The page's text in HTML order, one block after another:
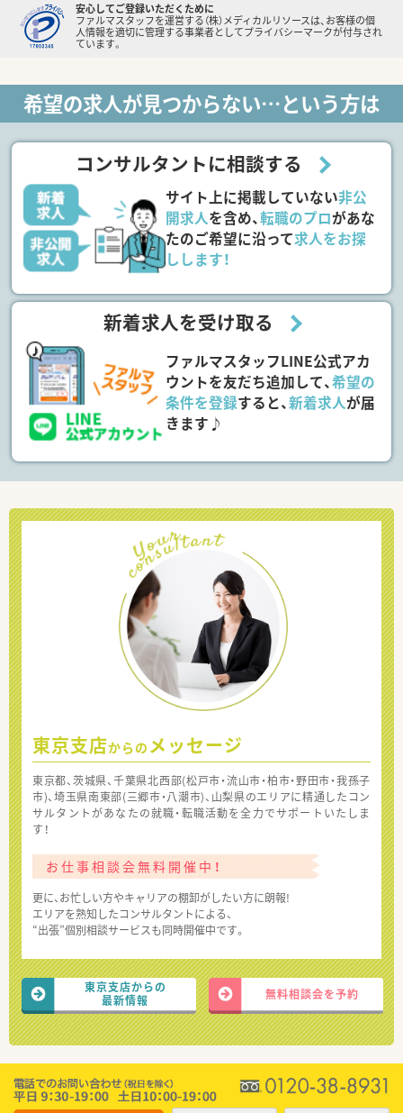
安心してご登録いただくために
ファルマスタッフを運営する（株）メディカルリソースは、お客様の個
人情報を適切に管理する事業者としてプライバシーマークが付与され
ています。
希望の求人が見つからない…という方は
コンサルタントに相談する
サイト上に掲載していない非公
開求人を含め、転職のプロがあな
たのご希望に沿って求人をお探
しします！
新着求人を受け取る
ファルマスタッフLINE公式アカ
ウントを友だち追加して、希望の
条件を登録すると、新着求人が届
きます♪
東京支店からの メッセージ
東京都、茨城県、千葉県北西部(松戸市・流山市・柏市・野田市・我孫子
市)、埼玉県南東部(三郷市・八潮市)、山梨県のエリアに精通したコン
サルタントがあなたの就職・転職活動を全力でサポートいたしま
す！
お仕事相談会無料開催中！
更に、お忙しい方やキャリアの棚卸がしたい方に朗報!
エリアを熟知したコンサルタントによる、
“出張”個別相談サービスも同時開催中です。
東京支店からの
最新情報
無料相談会を予約